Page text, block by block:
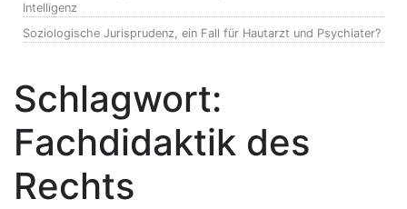
Intelligenz
Soziologische Jurisprudenz, ein Fall für Hautarzt und Psychiater?
Schlagwort:
Fachdidaktik des
Rechts